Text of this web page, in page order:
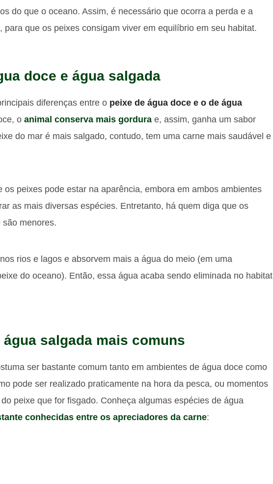
do que o oceano. Assim, é necessário que ocorra a perda e a
para que os peixes consigam viver em equilíbrio em seu habitat.
doce e água salgada
diferenças entre o peixe de água doce e o de água
o animal conserva mais gordura e, assim, ganha um sabor
do mar é mais salgado, contudo, tem uma carne mais saudável e
os peixes pode estar na aparência, embora em ambos ambientes
as mais diversas espécies. Entretanto, há quem diga que os
são menores.
rios e lagos e absorvem mais a água do meio (em uma
do oceano). Então, essa água acaba sendo eliminada no habitat
salgada mais comuns
ser bastante comum tanto em ambientes de água doce como
pode ser realizado praticamente na hora da pesca, ou momentos
peixe que for fisgado. Conheça algumas espécies de água
conhecidas entre os apreciadores da carne: